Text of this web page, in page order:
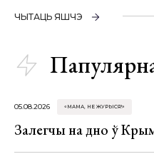
ЧЫТАЦЬ ЯШЧЭ
05.08.2026 «МАМА, НЕ ЖУРЫСЯ!»
Залегчы на дно ў